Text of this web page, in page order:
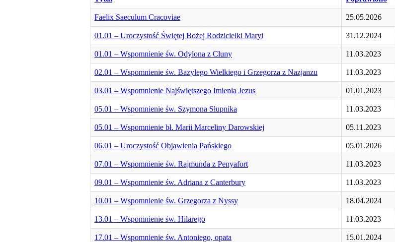
Faelix Saeculum Cracoviae 25.05.2026
01.01 – Uroczystość Świętej Bożej Rodzicielki Maryi 31.12.2024
01.01 – Wspomnienie św. Odylona z Cluny 11.03.2023
02.01 – Wspomnienie św. Bazylego Wielkiego i Grzegorza z Nazjanzu 11.03.2023
03.01 – Wspomnienie Najświętszego Imienia Jezus 01.01.2023
05.01 – Wspomnienie św. Szymona Słupnika 11.03.2023
05.01 – Wspomnienie bł. Marii Marceliny Darowskiej 05.11.2023
06.01 – Uroczystość Objawienia Pańskiego 05.01.2026
07.01 – Wspomnienie św. Rajmunda z Penyafort 11.03.2023
09.01 – Wspomnienie św. Adriana z Canterbury 11.03.2023
10.01 – Wspomnienie św. Grzegorza z Nyssy 18.04.2024
13.01 – Wspomnienie św. Hilarego 11.03.2023
17.01 – Wspomnienie św. Antoniego, opata 15.01.2024